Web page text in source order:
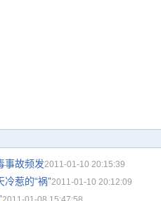
事故频发2011-01-10 20:15:39
惹的“祸”2011-01-10 20:12:09